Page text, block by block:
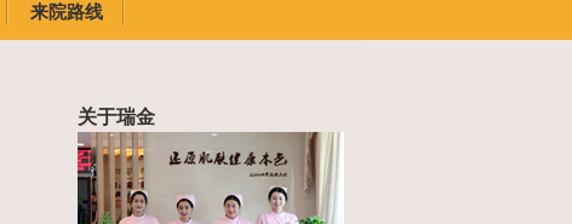
来院路线
关于瑞金